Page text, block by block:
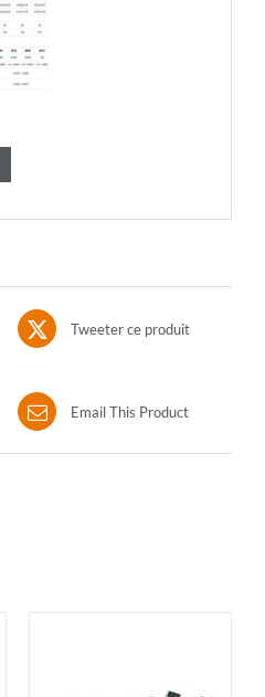
Tweeter ce produit
Email This Product